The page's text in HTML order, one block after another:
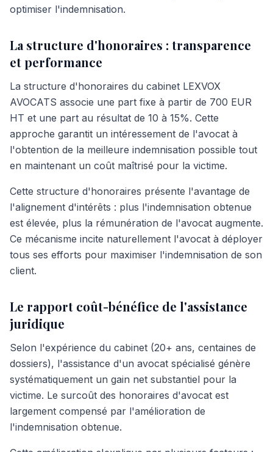
optimiser l'indemnisation.
La structure d'honoraires : transparence
et performance
La structure d'honoraires du cabinet LEXVOX
AVOCATS associe une part fixe à partir de 700 EUR
HT et une part au résultat de 10 à 15%. Cette
approche garantit un intéressement de l'avocat à
l'obtention de la meilleure indemnisation possible tout
en maintenant un coût maîtrisé pour la victime.
Cette structure d'honoraires présente l'avantage de
l'alignement d'intérêts : plus l'indemnisation obtenue
est élevée, plus la rémunération de l'avocat augmente.
Ce mécanisme incite naturellement l'avocat à déployer
tous ses efforts pour maximiser l'indemnisation de son
client.
Le rapport coût-bénéfice de l'assistance
juridique
Selon l'expérience du cabinet (20+ ans, centaines de
dossiers), l'assistance d'un avocat spécialisé génère
systématiquement un gain net substantiel pour la
victime. Le surcoût des honoraires d'avocat est
largement compensé par l'amélioration de
l'indemnisation obtenue.